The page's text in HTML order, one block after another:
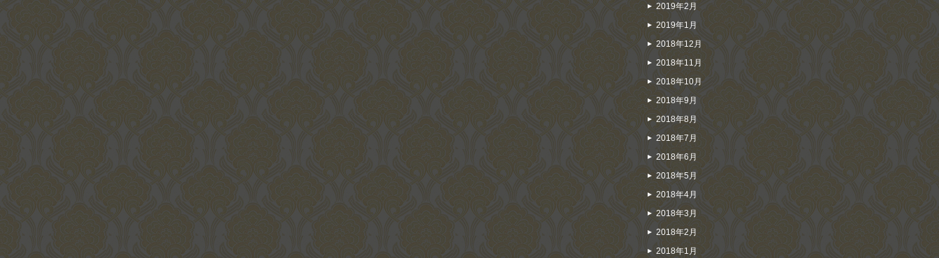
2019年2月
2019年1月
2018年12月
2018年11月
2018年10月
2018年9月
2018年8月
2018年7月
2018年6月
2018年5月
2018年4月
2018年3月
2018年2月
2018年1月